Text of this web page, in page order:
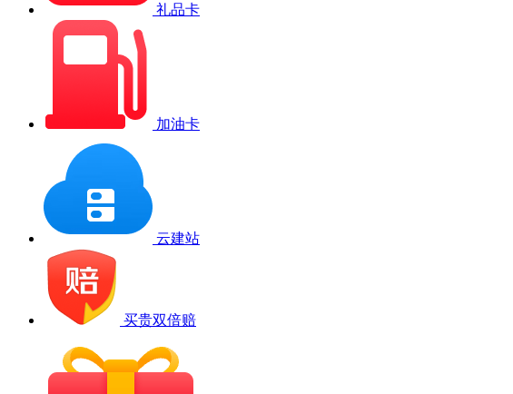
礼品卡
加油卡
云建站
买贵双倍赔